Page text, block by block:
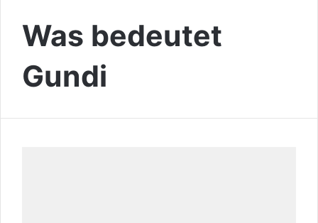
Was bedeutet
Gundi